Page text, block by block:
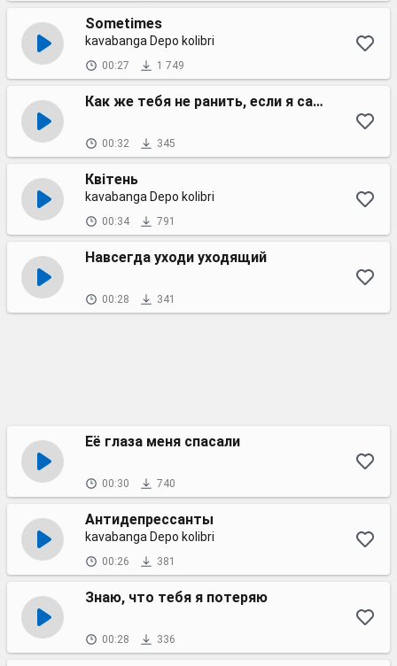
Sometimes
kavabanga Depo kolibri
00:27 1 749
Как же тебя не ранить, если я сам детка еле жив
00:32 345
Квітень
kavabanga Depo kolibri
00:34 791
Навсегда уходи уходящий
00:28 341
Её глаза меня спасали
00:30 740
Антидепрессанты
kavabanga Depo kolibri
00:26 381
Знаю, что тебя я потеряю
00:28 336